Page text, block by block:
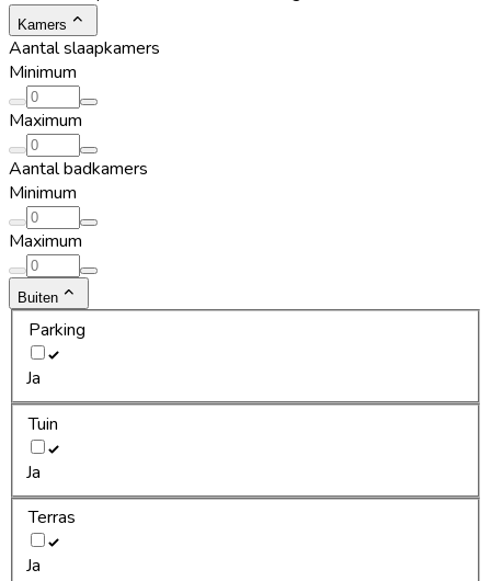
Kamers
Aantal slaapkamers
Minimum
Maximum
Aantal badkamers
Minimum
Maximum
Buiten
Parking
Ja
Tuin
Ja
Terras
Ja